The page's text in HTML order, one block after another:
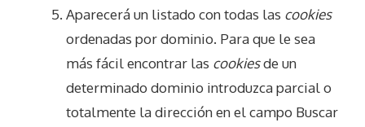
Aparecerá un listado con todas las cookies
ordenadas por dominio. Para que le sea
más fácil encontrar las cookiesde un
determinado dominio introduzca parcial o
totalmente la dirección en el campo Buscar